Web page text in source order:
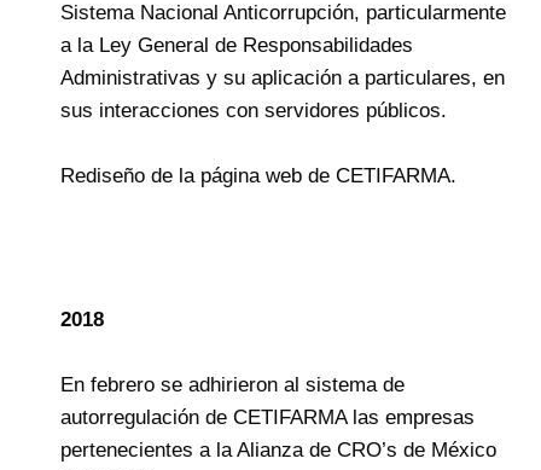
Sistema Nacional Anticorrupción, particularmente
a la Ley General de Responsabilidades
Administrativas y su aplicación a particulares, en
sus interacciones con servidores públicos.
Rediseño de la página web de CETIFARMA.
2018
En febrero se adhirieron al sistema de
autorregulación de CETIFARMA las empresas
pertenecientes a la Alianza de CRO’s de México